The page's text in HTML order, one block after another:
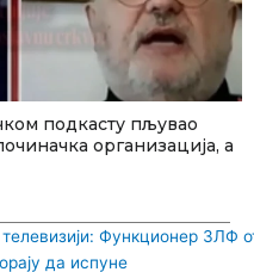
подкасту пљувао
организација, а